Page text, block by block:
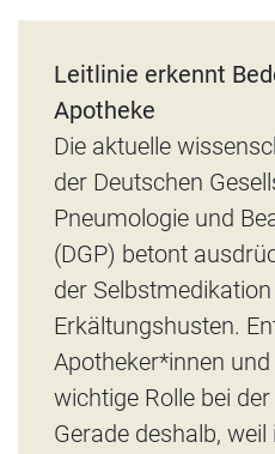
Leitlinie erkennt
Apotheke
Die aktuelle
der Deutschen
Pneumologie und
(DGP) betont
der
Erkältungshusten.
Apotheker*innen
wichtige Rolle bei
Gerade deshalb,